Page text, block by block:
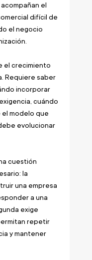
el
difícil de
el negocio
el crecimiento
Requiere saber
incorporar
cuándo
el modelo que
evolucionar
cuestión
la
una empresa
a una
exige
repetir
y mantener